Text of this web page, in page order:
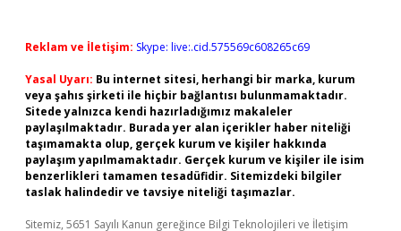
Reklam ve İletişim: Skype: live:.cid.575569c608265c69
Yasal Uyarı: Bu internet sitesi, herhangi bir marka, kurum
veya şahıs şirketi ile hiçbir bağlantısı bulunmamaktadır.
Sitede yalnızca kendi hazırladığımız makaleler
paylaşılmaktadır. Burada yer alan içerikler haber niteliği
taşımamakta olup, gerçek kurum ve kişiler hakkında
paylaşım yapılmamaktadır. Gerçek kurum ve kişiler ile isim
benzerlikleri tamamen tesadüfidir. Sitemizdeki bilgiler
taslak halindedir ve tavsiye niteliği taşımazlar.
Sitemiz, 5651 Sayılı Kanun gereğince Bilgi Teknolojileri ve İletişim